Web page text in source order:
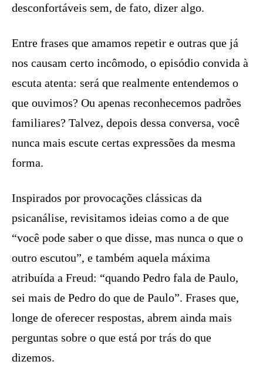
desconfortáveis sem, de fato, dizer algo.
Entre frases que amamos repetir e outras que já
nos causam certo incômodo, o episódio convida à
escuta atenta: será que realmente entendemos o
que ouvimos? Ou apenas reconhecemos padrões
familiares? Talvez, depois dessa conversa, você
nunca mais escute certas expressões da mesma
forma.
Inspirados por provocações clássicas da
psicanálise, revisitamos ideias como a de que
“você pode saber o que disse, mas nunca o que o
outro escutou”, e também aquela máxima
atribuída a Freud: “quando Pedro fala de Paulo,
sei mais de Pedro do que de Paulo”. Frases que,
longe de oferecer respostas, abrem ainda mais
perguntas sobre o que está por trás do que
dizemos.